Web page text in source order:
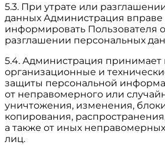
5.3. При утрате или
данных Администрация вправе
информировать Пользователя
разглашении персональных
5.4. Администрация
организационные и
защиты персональной
от неправомерного или
уничтожения, изменения,
копирования,
а также от иных
лиц.